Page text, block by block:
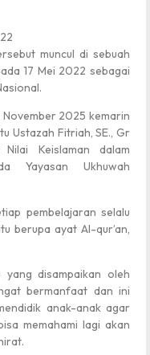
muncul di sebuah
17 Mei 2022 sebagai
2025 kemarin
Ustazah Fitriah, SE., Gr
Keislaman dalam
Yayasan Ukhuwah
pembelajaran selalu
berupa ayat Al-qur’an,
disampaikan oleh
bermanfaat dan ini
anak-anak agar
memahami lagi akan